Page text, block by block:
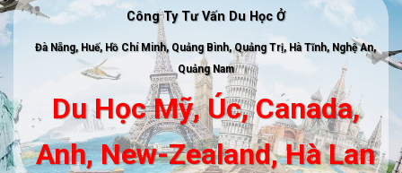
Công Ty Tư Vấn Du Học Ở
Đà Nẵng, Huế, Hồ Chí Minh, Quảng Bình, Quảng Trị, Hà Tĩnh, Nghệ An,
Quảng Nam
Du Học Mỹ, Úc,Canada,
Anh, New-Zealand, Hà Lan